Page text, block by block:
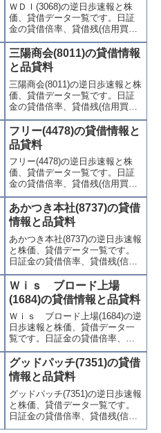
ＷＤＩ(3068)の逆日歩速報と株
価、貸借データ一覧です。日証
金の貸借倍率、貸借残(信用買
残、信用売残)、品貸料(逆日
歩)、東証の週末残高、規制(注意
喚起・申込停止)など、空売り関
連情報を集計し、図解でわかり
やすくまとめて掲載していま
す。
三陽商会(8011)の貸借情報
と品貸料
三陽商会(8011)の逆日歩速報と株
価、貸借データ一覧です。日証
金の貸借倍率、貸借残(信用買
残、信用売残)、品貸料(逆日
歩)、東証の週末残高、規制(注意
喚起・申込停止)など、空売り関
連情報を集計し、図解でわかり
やすくまとめて掲載していま
す。
フリー(4478)の貸借情報と
品貸料
フリー(4478)の逆日歩速報と株
価、貸借データ一覧です。日証
金の貸借倍率、貸借残(信用買
残、信用売残)、品貸料(逆日
歩)、東証の週末残高、規制(注意
喚起・申込停止)など、空売り関
連情報を集計し、図解でわかり
やすくまとめて掲載していま
す。
あかつき本社(8737)の貸借
情報と品貸料
あかつき本社(8737)の逆日歩速報
と株価、貸借データ一覧です。
日証金の貸借倍率、貸借残(信用
買残、信用売残)、品貸料(逆日
歩)、東証の週末残高、規制(注意
喚起・申込停止)など、空売り関
連情報を集計し、図解でわかり
やすくまとめて掲載していま
す。
Ｗｉｓ ブロード上場
(1684)の貸借情報と品貸料
Ｗｉｓ ブロード上場(1684)の逆
日歩速報と株価、貸借データ一
覧です。日証金の貸借倍率、貸
借残(信用買残、信用売残)、品貸
料(逆日歩)、東証の週末残高、規
制(注意喚起・申込停止)など、空
売り関連情報を集計し、図解で
わかりやすくまとめて掲載して
います。
グッドパッチ(7351)の貸借
情報と品貸料
グッドパッチ(7351)の逆日歩速報
と株価、貸借データ一覧です。
日証金の貸借倍率、貸借残(信用
買残、信用売残)、品貸料(逆日